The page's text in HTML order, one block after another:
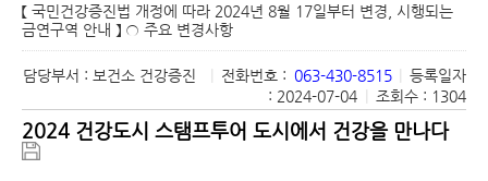
【 국민건강증진법 개정에 따라 2024년 8월 17일부터 변경, 시행되는
금연구역 안내 】 ○ 주요 변경사항
담당부서 : 보건소 건강증진 | 전화번호 : 063-430-8515 | 등록일자
: 2024-07-04 | 조회수 : 1304
2024 건강도시 스탬프투어 도시에서 건강을 만나다